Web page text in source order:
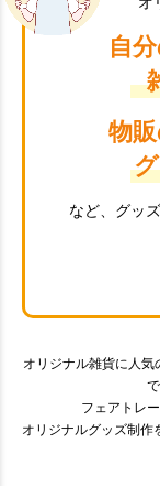
自
物
など、グッ
オリジナル雑貨に人
フェアトレ
オリジナルグッズ制作